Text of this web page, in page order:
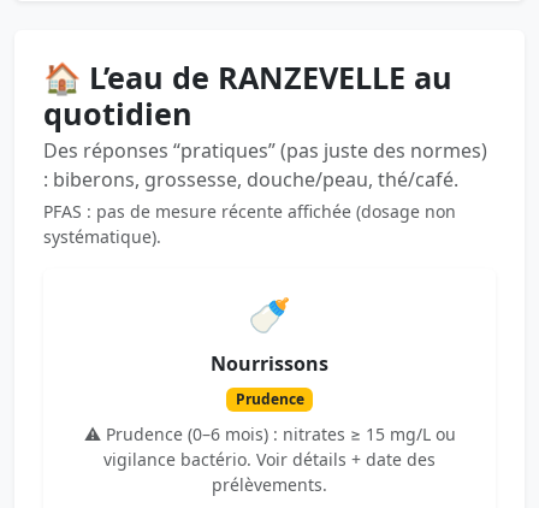
🏠 L’eau de RANZEVELLE au
quotidien
Des réponses “pratiques” (pas juste des normes)
: biberons, grossesse, douche/peau, thé/café.
PFAS : pas de mesure récente affichée (dosage non
systématique).
🍼
Nourrissons
Prudence
⚠️ Prudence (0–6 mois) : nitrates ≥ 15 mg/L ou
vigilance bactério. Voir détails + date des
prélèvements.